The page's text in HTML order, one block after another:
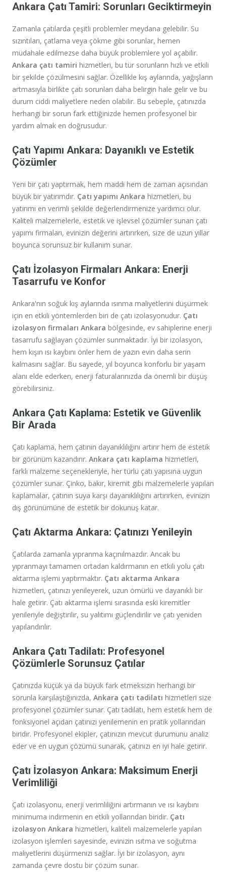
Ankara Çatı Tamiri: Sorunları Geciktirmeyin
Zamanla çatılarda çeşitli problemler meydana gelebilir. Su
sızıntıları, çatlama veya çökme gibi sorunlar, hemen
müdahale edilmezse daha büyük problemlere yol açabilir.
Ankara çatı tamiri hizmetleri, bu tür sorunların hızlı ve etkili
bir şekilde çözülmesini sağlar. Özellikle kış aylarında, yağışların
artmasıyla birlikte çatı sorunları daha belirgin hale gelir ve bu
durum ciddi maliyetlere neden olabilir. Bu sebeple, çatınızda
herhangi bir sorun fark ettiğinizde hemen profesyonel bir
yardım almak en doğrusudur.
Çatı Yapımı Ankara: Dayanıklı ve Estetik
Çözümler
Yeni bir çatı yaptırmak, hem maddi hem de zaman açısından
büyük bir yatırımdır. Çatı yapımı Ankara hizmetleri, bu
yatırımı en verimli şekilde değerlendirmenize yardımcı olur.
Kaliteli malzemelerle, estetik ve işlevsel çözümler sunan çatı
yapımı firmaları, evinizin değerini artırırken, size de uzun yıllar
boyunca sorunsuz bir kullanım sunar.
Çatı İzolasyon Firmaları Ankara: Enerji
Tasarrufu ve Konfor
Ankara'nın soğuk kış aylarında ısınma maliyetlerini düşürmek
için en etkili yöntemlerden biri de çatı izolasyonudur. Çatı
izolasyon firmaları Ankara bölgesinde, ev sahiplerine enerji
tasarrufu sağlayan çözümler sunmaktadır. İyi bir izolasyon,
hem kışın ısı kaybını önler hem de yazın evin daha serin
kalmasını sağlar. Bu sayede, yıl boyunca konforlu bir yaşam
alanı elde ederken, enerji faturalarınızda da önemli bir düşüş
görebilirsiniz.
Ankara Çatı Kaplama: Estetik ve Güvenlik
Bir Arada
Çatı kaplama, hem çatının dayanıklılığını artırır hem de estetik
bir görünüm kazandırır. Ankara çatı kaplama hizmetleri,
farklı malzeme seçenekleriyle, her türlü çatı yapısına uygun
çözümler sunar. Çinko, bakır, kiremit gibi malzemelerle yapılan
kaplamalar, çatının suya karşı dayanıklılığını artırırken, evinizin
dış görünümüne de estetik bir dokunuş katar.
Çatı Aktarma Ankara: Çatınızı Yenileyin
Çatılarda zamanla yıpranma kaçınılmazdır. Ancak bu
yıpranmayı tamamen ortadan kaldırmanın en etkili yolu çatı
aktarma işlemi yaptırmaktır. Çatı aktarma Ankara
hizmetleri, çatınızı yenileyerek, uzun ömürlü ve dayanıklı bir
hale getirir. Çatı aktarma işlemi sırasında eski kiremitler
yenileriyle değiştirilir, su yalıtımı güçlendirilir ve çatı yeniden
yapılandırılır.
Ankara Çatı Tadilatı: Profesyonel
Çözümlerle Sorunsuz Çatılar
Çatınızda küçük ya da büyük fark etmeksizin herhangi bir
sorunla karşılaştığınızda, Ankara çatı tadilatı hizmetleri size
profesyonel çözümler sunar. Çatı tadilatı, hem estetik hem de
fonksiyonel açıdan çatınızı yenilemenin en pratik yollarından
biridir. Profesyonel ekipler, çatınızın mevcut durumunu analiz
eder ve en uygun çözümü sunarak, çatınızı en iyi hale getirir.
Çatı İzolasyon Ankara: Maksimum Enerji
Verimliliği
Çatı izolasyonu, enerji verimliliğini artırmanın ve ısı kaybını
minimuma indirmenin en etkili yollarından biridir. Çatı
izolasyon Ankara hizmetleri, kaliteli malzemelerle yapılan
izolasyon işlemleri sayesinde, evinizin ısıtma ve soğutma
maliyetlerini düşürmenizi sağlar. İyi bir izolasyon, aynı
zamanda çevre dostu bir çözüm sunar.